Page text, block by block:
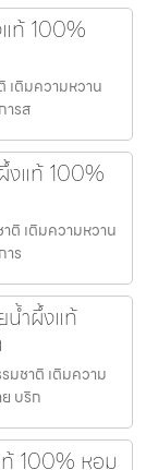
ท้ 100%
เติมความหวาน
ารส
งแท้ 100%
ติ เติมความหวาน
าร
น้ำผึ้งแท้
มชาติ เติมความ
บริก
100% หอม